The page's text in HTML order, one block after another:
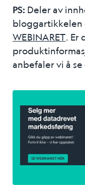
PS: Deler av
bloggartikkelen
WEBINARET. Er
anbefaler vi å